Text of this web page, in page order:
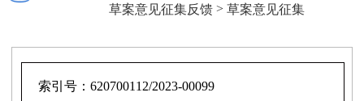
草案意见征集反馈 >草案意见征集
索引号：620700112/2023-00099